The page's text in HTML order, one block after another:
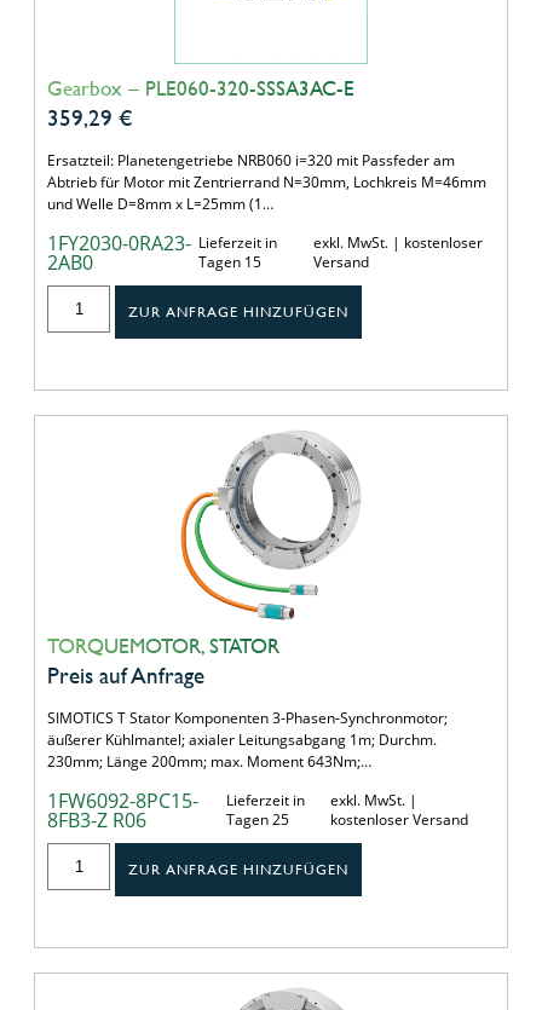
Gearbox – PLE060-320-SSSA3AC-E
359,29 €
Ersatzteil: Planetengetriebe NRB060 i=320 mit Passfeder am
Abtrieb für Motor mit Zentrierrand N=30mm, Lochkreis M=46mm
und Welle D=8mm x L=25mm (1…
1FY2030-0RA23-
2AB0
Lieferzeit in
Tagen 15
exkl. MwSt. | kostenloser
Versand
ZUR ANFRAGE HINZUFÜGEN
TORQUEMOTOR, STATOR
Preis auf Anfrage
SIMOTICS T Stator Komponenten 3-Phasen-Synchronmotor;
äußerer Kühlmantel; axialer Leitungsabgang 1m; Durchm.
230mm; Länge 200mm; max. Moment 643Nm;…
1FW6092-8PC15-
8FB3-Z R06
Lieferzeit in
Tagen 25
exkl. MwSt. |
kostenloser Versand
ZUR ANFRAGE HINZUFÜGEN